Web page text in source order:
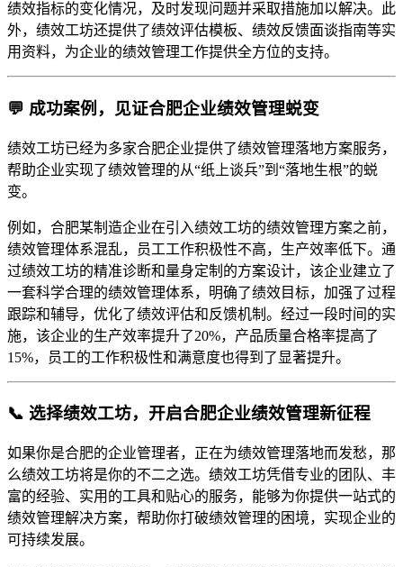
绩效指标的变化情况，及时发现问题并采取措施加以解决。此
外，绩效工坊还提供了绩效评估模板、绩效反馈面谈指南等实
用资料，为企业的绩效管理工作提供全方位的支持。
💬 成功案例，见证合肥企业绩效管理蜕变
绩效工坊已经为多家合肥企业提供了绩效管理落地方案服务，
帮助企业实现了绩效管理的从“纸上谈兵”到“落地生根”的蜕
变。
例如，合肥某制造企业在引入绩效工坊的绩效管理方案之前，
绩效管理体系混乱，员工工作积极性不高，生产效率低下。通
过绩效工坊的精准诊断和量身定制的方案设计，该企业建立了
一套科学合理的绩效管理体系，明确了绩效目标，加强了过程
跟踪和辅导，优化了绩效评估和反馈机制。经过一段时间的实
施，该企业的生产效率提升了20%，产品质量合格率提高了
15%，员工的工作积极性和满意度也得到了显著提升。
📞 选择绩效工坊，开启合肥企业绩效管理新征程
如果你是合肥的企业管理者，正在为绩效管理落地而发愁，那
么绩效工坊将是你的不二之选。绩效工坊凭借专业的团队、丰
富的经验、实用的工具和贴心的服务，能够为你提供一站式的
绩效管理解决方案，帮助你打破绩效管理的困境，实现企业的
可持续发展。